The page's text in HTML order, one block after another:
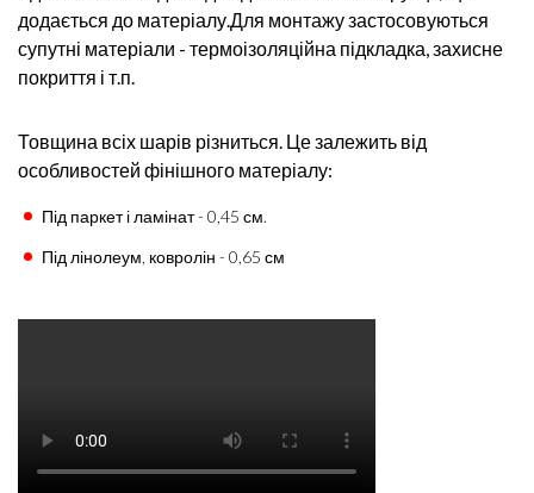
додається до матеріалу.Для монтажу застосовуються
супутні матеріали - термоізоляційна підкладка, захисне
покриття і т.п.
Товщина всіх шарів різниться. Це залежить від
особливостей фінішного матеріалу:
Під паркет і ламінат - 0,45 см.
Під лінолеум, ковролін - 0,65 см